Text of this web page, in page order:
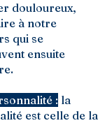
douloureux,
à notre
qui se
ensuite
: la
est celle de la